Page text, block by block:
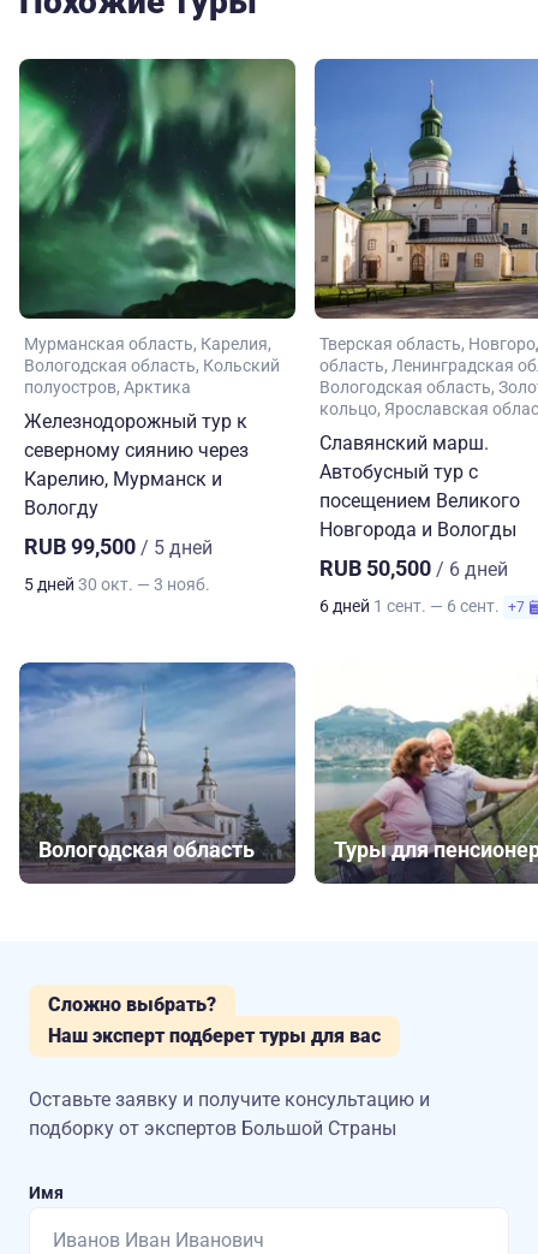
Мурманская область Карелия
Вологодская область Кольский
полуостров Арктика
Железнодорожный тур к
северному сиянию через
Карелию, Мурманск и
Вологду
RUB 99,500 / 5 дней
5 дней 30 окт. — 3 нояб.
Тверская область
область Ленинградская
Вологодская область
кольцо Ярославская
Славянский марш.
Автобусный тур с
посещением Великого
Новгорода и Вологды
RUB 50,500 / 6 дней
6 дней 1 сент. — 6 сент. +7
Вологодская область Туры для
Сложно выбрать?
Наш эксперт подберет туры для вас
Оставьте заявку и получите консультацию и
подборку от экспертов Большой Страны
Имя